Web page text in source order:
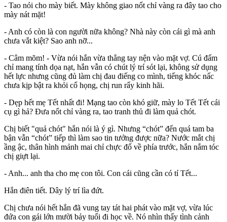
- Tao nói cho mày biết. Mày không giao nốt chỉ vàng ra đây tao cho
mày nát mặt!
- Anh có còn là con người nữa không? Nhà này còn cái gì mà anh
chưa vắt kiệt? Sao anh nỡ...
- Câm mõm! - Vừa nói hắn vừa thẳng tay nện vào mặt vợ. Cú đấm
chỉ mang tính dọa nạt, hắn vẫn có chút lý trí sót lại, không sử dụng
hết lực nhưng cũng đủ làm chị đau điếng co mình, tiếng khóc nấc
chưa kịp bật ra khỏi cổ họng, chị run rẩy kinh hãi.
- Dẹp hết mẹ Tết nhất đi! Mạng tao còn khó giữ, mày lo Tết Tết cái
cụ gì hả? Đưa nốt chỉ vàng ra, tao tranh thủ đi làm quả chót.
Chị biết "quả chót" hắn nói là ý gì. Nhưng “chót” đến quá tam ba
bận vẫn “chót” tiếp thì làm sao tin tưởng được nữa? Nước mắt chị
ầng ậc, thâ‌n hìn‌h mảnh mai chỉ chực đổ về phía trước, hắn nắm tóc
chị giựt lại.
- Anh... anh tha cho mẹ con tôi. Con cái cũng cần có tí Tết...
Hắn điên tiết. Dây lý trí lìa đứt.
Chị chưa nói hết hắn đã vung tay tát hai phát vào mặt vợ, vừa lúc
đứa con gái lớn mười bảy tuổi đi học về. Nó nhìn thấy tình cảnh